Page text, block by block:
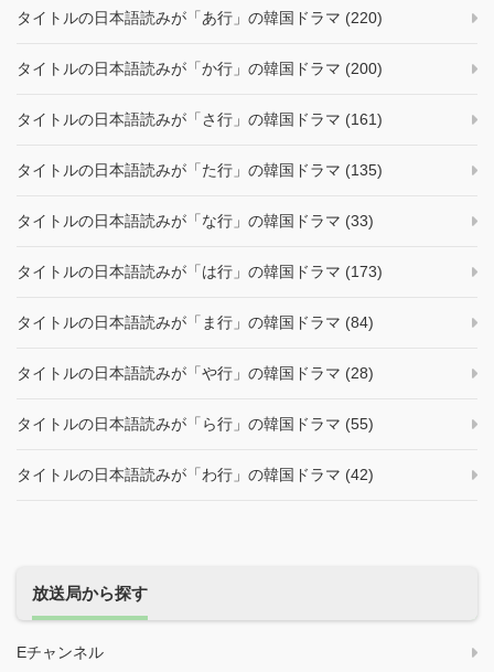
タイトルの日本語読みが「あ行」の韓国ドラマ (220)
タイトルの日本語読みが「か行」の韓国ドラマ (200)
タイトルの日本語読みが「さ行」の韓国ドラマ (161)
タイトルの日本語読みが「た行」の韓国ドラマ (135)
タイトルの日本語読みが「な行」の韓国ドラマ (33)
タイトルの日本語読みが「は行」の韓国ドラマ (173)
タイトルの日本語読みが「ま行」の韓国ドラマ (84)
タイトルの日本語読みが「や行」の韓国ドラマ (28)
タイトルの日本語読みが「ら行」の韓国ドラマ (55)
タイトルの日本語読みが「わ行」の韓国ドラマ (42)
放送局から探す
Eチャンネル